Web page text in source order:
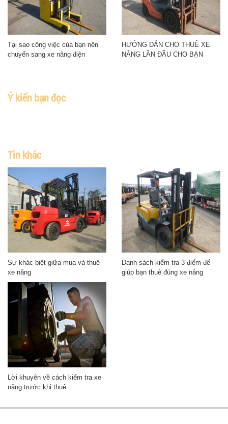
Tại sao công việc của bạn nên
chuyển sang xe nâng điện
HƯỚNG DẪN CHO THUÊ XE
NÂNG LẦN ĐẦU CHO BẠN
Ý kiến bạn đọc
Tin khác
Sự khác biệt giữa mua và thuê
xe nâng
Danh sách kiểm tra 3 điểm để
giúp bạn thuê đúng xe nâng
Lời khuyên về cách kiểm tra xe
nâng trước khi thuê